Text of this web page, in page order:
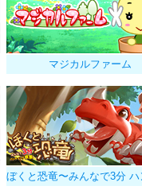
マジカルファーム